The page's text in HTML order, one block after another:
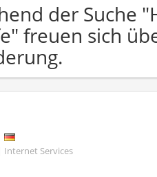
der Suche
freuen sich
Internet Services